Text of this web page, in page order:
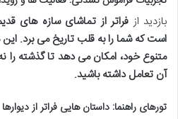
بازدید از فراتر از تماشای سازه های
است که شما را به قلب تاریخ می برد.
متنوع خود، امکان می دهد تا گذشته را
آن تعامل داشته باشید.
تورهای راهنما: داستان هایی فراتر از دیوارها